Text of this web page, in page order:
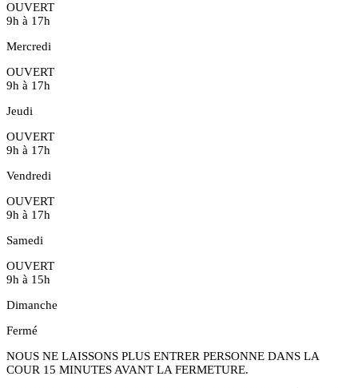
OUVERT
9h à 17h
Mercredi
OUVERT
9h à 17h
Jeudi
OUVERT
9h à 17h
Vendredi
OUVERT
9h à 17h
Samedi
OUVERT
9h à 15h
Dimanche
Fermé
NOUS NE LAISSONS PLUS ENTRER PERSONNE DANS LA
COUR 15 MINUTES AVANT LA FERMETURE.